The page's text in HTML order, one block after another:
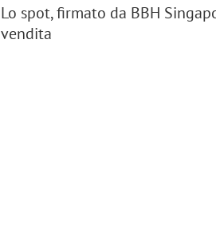
Lo spot, firmato da BBH
vendita